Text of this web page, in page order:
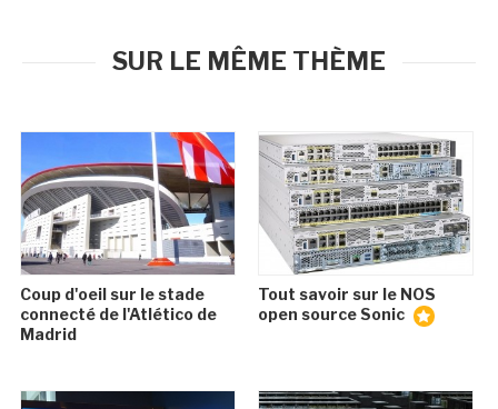
SUR LE MÊME THÈME
Coup d'oeil sur le stade
connecté de l'Atlético de
Madrid
Tout savoir sur le NOS
open source Sonic